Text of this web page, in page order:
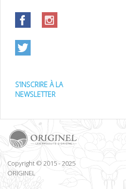
S’INSCRIRE À LA
NEWSLETTER
Copyright © 2015 - 2025
ORIGINEL